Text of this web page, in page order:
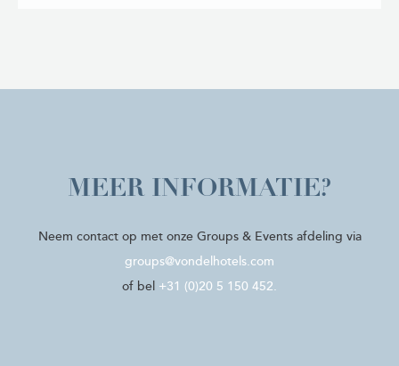
MEER INFORMATIE?
Neem contact op met onze Groups & Events afdeling via
groups@vondelhotels.com
of bel +31 (0)20 5 150 452.